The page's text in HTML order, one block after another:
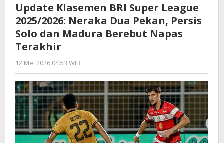
Super
League
2025/2026:
Persis
Solo
dan
Madura
Berebut
Napas
Terakhir
Update Klasemen BRI Super League
2025/2026: Neraka Dua Pekan, Persis
Solo dan Madura Berebut Napas
Terakhir
12 Mei 2026 04:53 WIB
Hardy